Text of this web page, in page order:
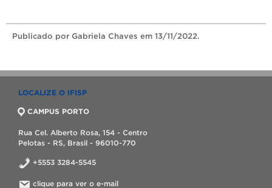
Publicado por Gabriela Chaves em 13/11/2022.
LOCALIZE O IFISP
CAMPUS PORTO
Rua Cel. Alberto Rosa, 154 - Centro
Pelotas - RS, Brasil - 96010-770
+5553 3284-5545
clique para ver o e-mail